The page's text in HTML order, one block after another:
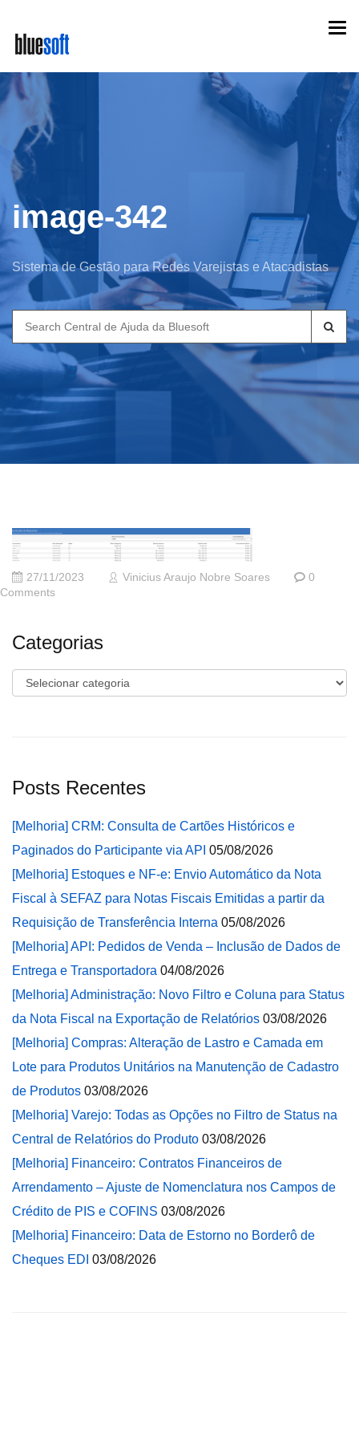
main
content
image-342
Sistema de Gestão para Redes Varejistas e Atacadistas
Search
for:
27/11/2023 Vinicius Araujo Nobre Soares
0
Comments
Categorias
Categorias
Posts Recentes
[Melhoria] CRM: Consulta de Cartões Históricos e
Paginados do Participante via API 05/08/2026
[Melhoria] Estoques e NF-e: Envio Automático da Nota
Fiscal à SEFAZ para Notas Fiscais Emitidas a partir da
Requisição de Transferência Interna 05/08/2026
[Melhoria] API: Pedidos de Venda – Inclusão de Dados de
Entrega e Transportadora 04/08/2026
[Melhoria] Administração: Novo Filtro e Coluna para Status
da Nota Fiscal na Exportação de Relatórios 03/08/2026
[Melhoria] Compras: Alteração de Lastro e Camada em
Lote para Produtos Unitários na Manutenção de Cadastro
de Produtos 03/08/2026
[Melhoria] Varejo: Todas as Opções no Filtro de Status na
Central de Relatórios do Produto 03/08/2026
[Melhoria] Financeiro: Contratos Financeiros de
Arrendamento – Ajuste de Nomenclatura nos Campos de
Crédito de PIS e COFINS 03/08/2026
[Melhoria] Financeiro: Data de Estorno no Borderô de
Cheques EDI 03/08/2026